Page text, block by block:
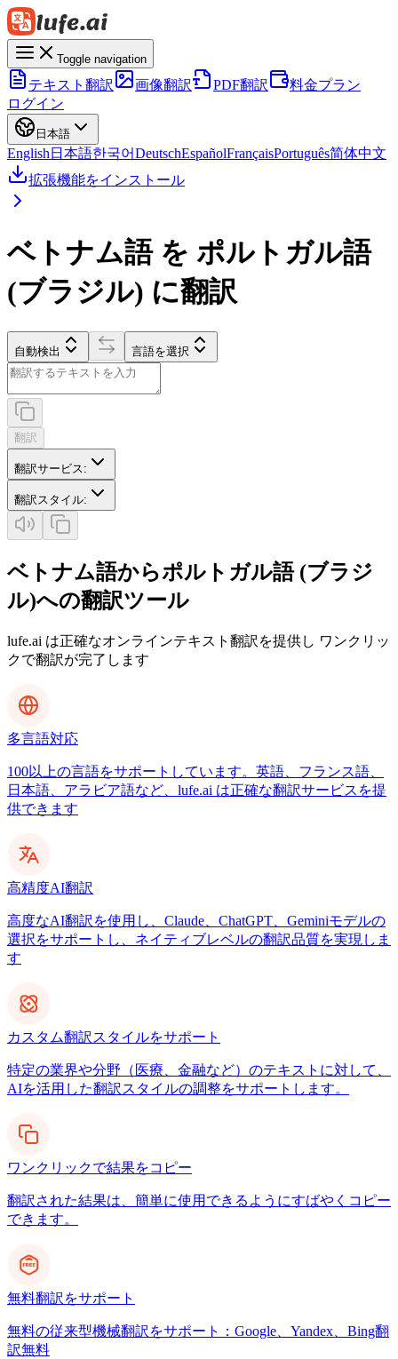
Toggle navigation
テキスト翻訳 画像翻訳 PDF翻訳
料金プラン
ログイン
日本語
English 日本語한국어DeutschEspañolFrançaisPortuguês简体中文
拡張機能をインストール
ベトナム語 を ポルトガル語
(ブラジル) に翻訳
自動検出 言語を選択
翻訳
翻訳サービス :
翻訳スタイル:
ベトナム語からポルトガル語 (ブラジ
ル)への翻訳ツール
lufe.ai は正確なオンラインテキスト翻訳を提供し ワンクリッ
クで翻訳が完了します
多言語対応
100以上の言語をサポートしています。英語、フランス語、
日本語、アラビア語など、lufe.ai は正確な翻訳サービスを提
供できます
高精度AI翻訳
高度なAI翻訳を使用し、Claude、ChatGPT、Geminiモデルの
選択をサポートし、ネイティブレベルの翻訳品質を実現しま
す
カスタム翻訳スタイルをサポート
特定の業界や分野（医療、金融など）のテキストに対して、
AIを活用した翻訳スタイルの調整をサポートします。
ワンクリックで結果をコピー
翻訳された結果は、簡単に使用できるようにすばやくコピー
できます。
無料翻訳をサポート
無料の従来型機械翻訳をサポート：Google、Yandex、Bing翻
訳無料